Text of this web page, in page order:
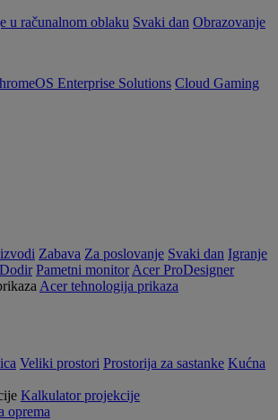
u računalnom oblaku Svaki dan Obrazovanje
Enterprise Solutions Cloud Gaming
Zabava Za poslovanje Svaki dan Igranje
Dodir Pametni monitor Acer ProDesigner
Acer tehnologija prikaza
Veliki prostori Prostorija za sastanke Kućna
Kalkulator projekcije
oprema